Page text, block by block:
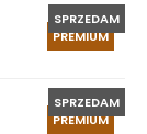
PREMIUM
SPRZEDAM
PREMIUM
SPRZEDAM